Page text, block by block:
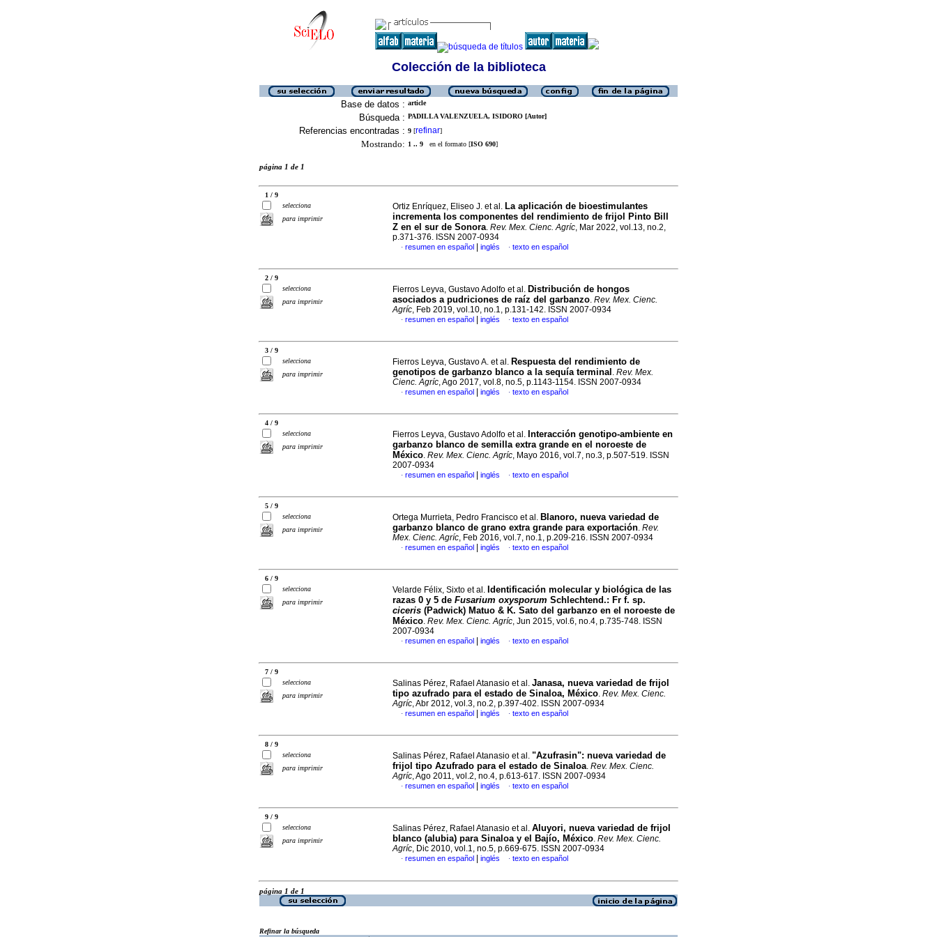
Colección de la biblioteca
Base de datos : article
Búsqueda : PADILLA VALENZUELA, ISIDORO [Autor]
Referencias encontradas : 9 [refinar]
Mostrando: 1 .. 9 en el formato [ISO 690]
página 1 de 1
1 / 9
selecciona
para imprimir
Ortiz Enríquez, Eliseo J. et al. La aplicación de bioestimulantes
incrementa los componentes del rendimiento de frijol Pinto Bill
Z en el sur de Sonora. Rev. Mex. Cienc. Agríc, Mar 2022, vol.13, no.2,
p.371-376. ISSN 2007-0934
· resumen en español inglés · texto en español
2 / 9
selecciona
para imprimir
Fierros Leyva, Gustavo Adolfo et al. Distribución de hongos
asociados a pudriciones de raíz del garbanzo. Rev. Mex. Cienc.
Agríc, Feb 2019, vol.10, no.1, p.131-142. ISSN 2007-0934
· resumen en español inglés · texto en español
3 / 9
selecciona
para imprimir
Fierros Leyva, Gustavo A. et al. Respuesta del rendimiento de
genotipos de garbanzo blanco a la sequía terminal . Rev. Mex.
Cienc. Agríc, Ago 2017, vol.8, no.5, p.1143-1154. ISSN 2007-0934
· resumen en español inglés · texto en español
4 / 9
selecciona
para imprimir
Fierros Leyva, Gustavo Adolfo et al. Interacción genotipo-ambiente en
garbanzo blanco de semilla extra grande en el noroeste de
México. Rev. Mex. Cienc. Agríc, Mayo 2016, vol.7, no.3, p.507-519. ISSN
2007-0934
· resumen en español inglés · texto en español
5 / 9
selecciona
para imprimir
Ortega Murrieta, Pedro Francisco et al. Blanoro, nueva variedad de
garbanzo blanco de grano extra grande para exportación. Rev.
Mex. Cienc. Agríc, Feb 2016, vol.7, no.1, p.209-216. ISSN 2007-0934
· resumen en español inglés · texto en español
6 / 9
selecciona
para imprimir
Velarde Félix, Sixto et al. Identificación molecular y biológica de las
razas 0 y 5 de Fusarium oxysporum Schlechtend.: Fr f. sp.
ciceris (Padwick) Matuo & K. Sato del garbanzo en el noroeste de
México. Rev. Mex. Cienc. Agríc, Jun 2015, vol.6, no.4, p.735-748. ISSN
2007-0934
· resumen en español inglés · texto en español
7 / 9
selecciona
para imprimir
Salinas Pérez, Rafael Atanasio et al. Janasa, nueva variedad de frijol
tipo azufrado para el estado de Sinaloa, México. Rev. Mex. Cienc.
Agríc, Abr 2012, vol.3, no.2, p.397-402. ISSN 2007-0934
· resumen en español inglés · texto en español
8 / 9
selecciona
para imprimir
Salinas Pérez, Rafael Atanasio et al. "Azufrasin": nueva variedad de
frijol tipo Azufrado para el estado de Sinaloa. Rev. Mex. Cienc.
Agríc, Ago 2011, vol.2, no.4, p.613-617. ISSN 2007-0934
· resumen en español inglés · texto en español
9 / 9
selecciona
para imprimir
Salinas Pérez, Rafael Atanasio et al. Aluyori, nueva variedad de frijol
blanco (alubia) para Sinaloa y el Bajío, México. Rev. Mex. Cienc.
Agríc, Dic 2010, vol.1, no.5, p.669-675. ISSN 2007-0934
· resumen en español inglés · texto en español
página 1 de 1
Refinar la búsqueda